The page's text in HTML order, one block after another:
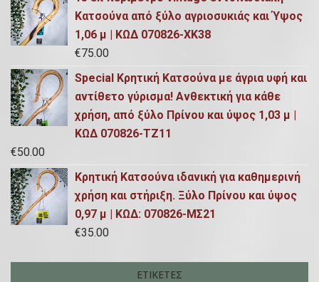
Κατσούνα από ξύλο αγριοσυκιάς και Ύψος
1,06 μ | ΚΩΔ 070826-ΧΚ38
€75.00
Special Κρητική Κατσούνα με άγρια υφή και
αντίθετο γύρισμα! Ανθεκτική για κάθε
χρήση, από ξύλο Πρίνου και ύψος 1,03 μ |
ΚΩΔ 070826-ΤΖ11
€50.00
Κρητική Κατσούνα ιδανική για καθημερινή
χρήση και στήριξη. Ξύλο Πρίνου και ύψος
0,97 μ | ΚΩΔ: 070826-ΜΣ21
€35.00
ΕΤΙΚΈΤΕΣ